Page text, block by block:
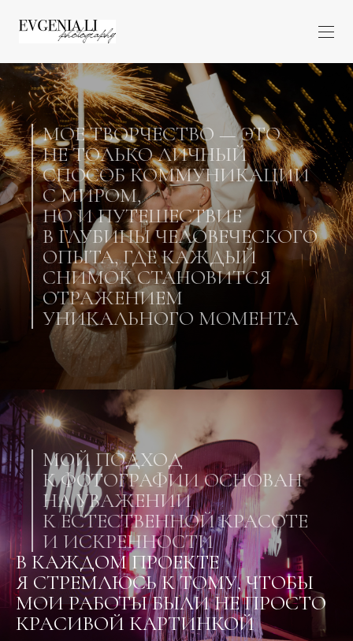
МОЕТВОРЧЕСТВО — ЭТО
НЕ ТОЛЬКО ЛИЧНЫЙ
СПОСОБ КОММУНИКАЦИИ
С МИРОМ,
НО И ПУТЕШЕСТВИЕ
В ГЛУБИНЫ ЧЕЛОВЕЧЕСКОГО
ОПЫТА, ГДЕ КАЖДЫЙ
СНИМОК СТАНОВИТСЯ
ОТРАЖЕНИЕМ
УНИКАЛЬНОГО МОМЕНТА
МОЙ ПОДХОД
К ФОТОГРАФИИ ОСНОВАН
НА УВАЖЕНИИ
К ЕСТЕСТВЕННОЙ КРАСОТЕ
И ИСКРЕННОСТИ
В КАЖДОМ ПРОЕКТЕ
Я СТРЕМЛЮСЬ К ТОМУ, ЧТОБЫ
МОИ РАБОТЫ БЫЛИ НЕ ПРОСТО
КРАСИВОЙ КАРТИНКОЙ